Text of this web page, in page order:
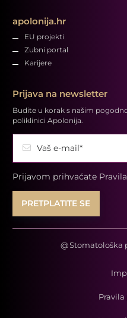
apolonija.hr
EU projekti
Zubni portal
Karijere
Prijava na newsletter
Budite u korak s našim
poliklinici Apolonija.
Vaš e-mail*
Prijavom prihvaćate
@Stomatološka